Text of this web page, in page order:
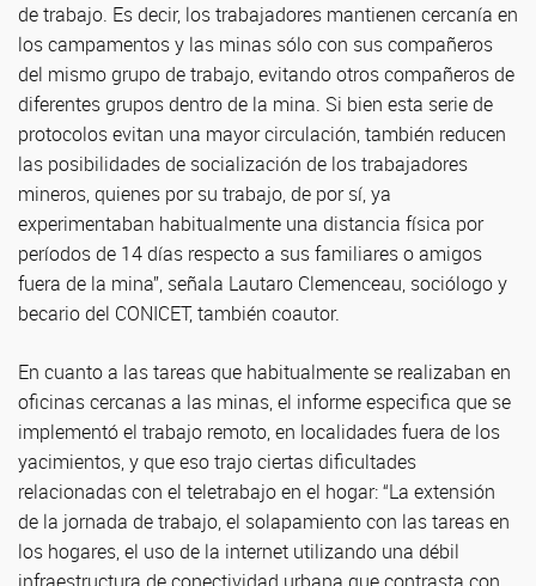
de trabajo. Es decir, los trabajadores mantienen cercanía en
los campamentos y las minas sólo con sus compañeros
del mismo grupo de trabajo, evitando otros compañeros de
diferentes grupos dentro de la mina. Si bien esta serie de
protocolos evitan una mayor circulación, también reducen
las posibilidades de socialización de los trabajadores
mineros, quienes por su trabajo, de por sí, ya
experimentaban habitualmente una distancia física por
períodos de 14 días respecto a sus familiares o amigos
fuera de la mina”, señala Lautaro Clemenceau, sociólogo y
becario del CONICET, también coautor.
En cuanto a las tareas que habitualmente se realizaban en
oficinas cercanas a las minas, el informe especifica que se
implementó el trabajo remoto, en localidades fuera de los
yacimientos, y que eso trajo ciertas dificultades
relacionadas con el teletrabajo en el hogar: “La extensión
de la jornada de trabajo, el solapamiento con las tareas en
los hogares, el uso de la internet utilizando una débil